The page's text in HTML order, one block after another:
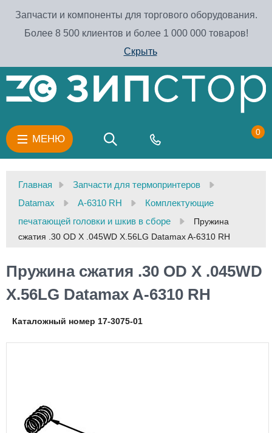
Запчасти и компоненты для торгового оборудования.
Более 8 500 клиентов и более 1 000 000 товаров!
Скрыть
МЕНЮ
0
Главная
Запчасти для термопринтеров
Datamax
A-6310 RH
Комплектующие
печатающей головки и шкив в сборе
Пружина
сжатия .30 OD X .045WD X.56LG Datamax A-6310 RH
Пружина сжатия .30 OD X .045WD
X.56LG Datamax A-6310 RH
Каталожный номер 17-3075-01